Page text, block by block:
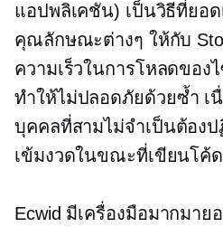
แอปพลิเคชัน) เป็นวิธีที่ยอด
คุณลักษณะต่างๆ ให้กับ
ความเร็วในการโหลดของ
ทำให้ไม่ปลอดภัยด้วยซ้ำ เ
บุคคลที่สามไม่จำเป็นต้อง
เข้มงวดในขณะที่เขียนโค้
Ecwid มีเครื่องมือมากมา